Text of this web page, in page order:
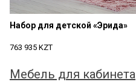
Набор для детской «Эрида»
763 935 KZT
Мебель для кабинета